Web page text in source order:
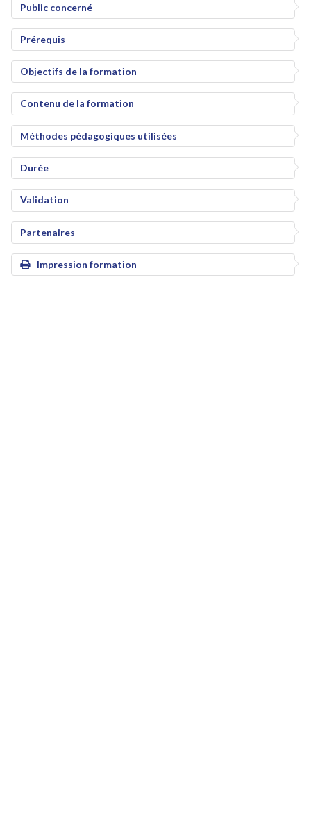
Public concerné
Prérequis
Objectifs de la formation
Contenu de la formation
Méthodes pédagogiques utilisées
Durée
Validation
Partenaires
Impression formation